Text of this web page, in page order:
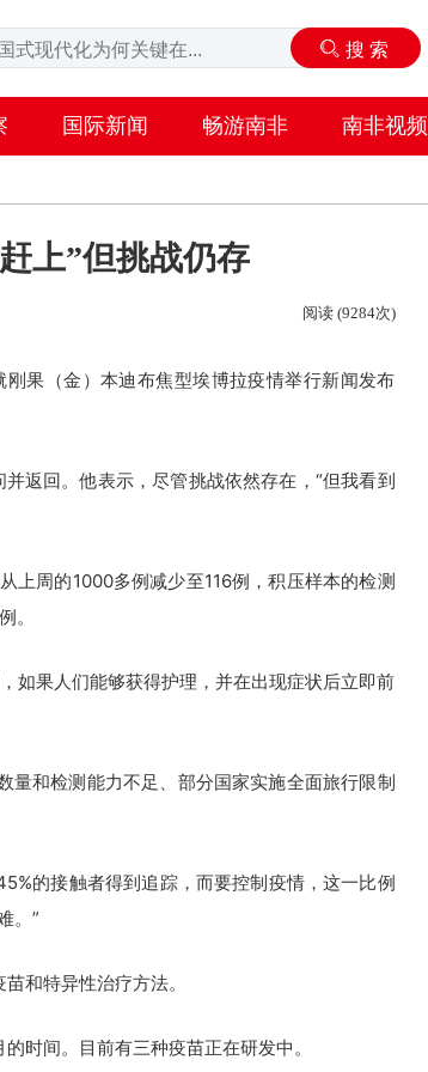
国际新闻 畅游南非 南非视频
上”但挑战仍存
阅读 (9284次)
果（金）本迪布焦型埃博拉疫情举行新闻发布
返回。他表示，尽管挑战依然存在，“但我看到
周的1000多例减少至116例，积压样本的检测
。
果人们能够获得护理，并在出现症状后立即前
和检测能力不足、部分国家实施全面旅行限制
的接触者得到追踪，而要控制疫情，这一比例
。”
和特异性治疗方法。
间。目前有三种疫苗正在研发中。